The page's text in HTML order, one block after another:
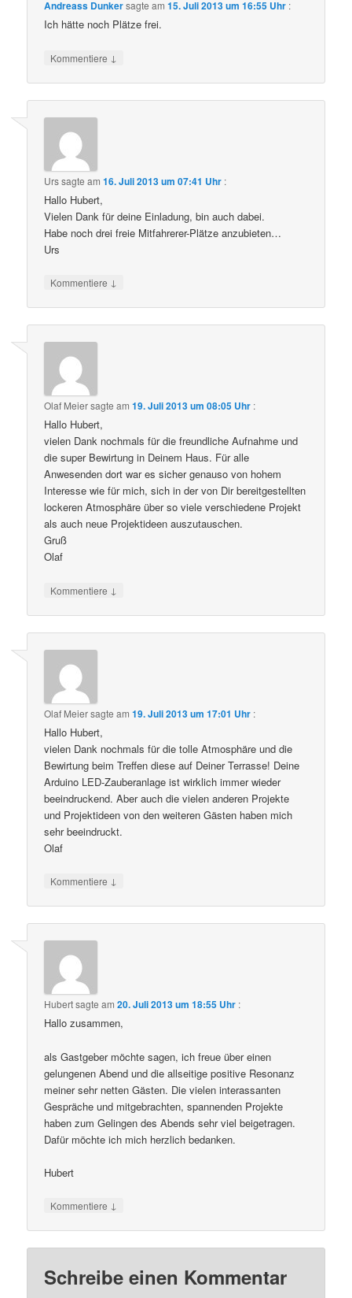
Andreass Dunkersagte am15. Juli 2013 um 16:55 Uhr :
Ich hätte noch Plätze frei.
Kommentiere ↓
Urssagte am16. Juli 2013 um 07:41 Uhr :
Hallo Hubert,
Vielen Dank für deine Einladung, bin auch dabei.
Habe noch drei freie Mitfahrerer-Plätze anzubieten…
Urs
Kommentiere ↓
Olaf Meiersagte am19. Juli 2013 um 08:05 Uhr :
Hallo Hubert,
vielen Dank nochmals für die freundliche Aufnahme und
die super Bewirtung in Deinem Haus. Für alle
Anwesenden dort war es sicher genauso von hohem
Interesse wie für mich, sich in der von Dir bereitgestellten
lockeren Atmosphäre über so viele verschiedene Projekt
als auch neue Projektideen auszutauschen.
Gruß
Olaf
Kommentiere ↓
Olaf Meiersagte am19. Juli 2013 um 17:01 Uhr :
Hallo Hubert,
vielen Dank nochmals für die tolle Atmosphäre und die
Bewirtung beim Treffen diese auf Deiner Terrasse! Deine
Arduino LED-Zauberanlage ist wirklich immer wieder
beeindruckend. Aber auch die vielen anderen Projekte
und Projektideen von den weiteren Gästen haben mich
sehr beeindruckt.
Olaf
Kommentiere ↓
Hubertsagte am20. Juli 2013 um 18:55 Uhr :
Hallo zusammen,
als Gastgeber möchte sagen, ich freue über einen
gelungenen Abend und die allseitige positive Resonanz
meiner sehr netten Gästen. Die vielen interassanten
Gespräche und mitgebrachten, spannenden Projekte
haben zum Gelingen des Abends sehr viel beigetragen.
Dafür möchte ich mich herzlich bedanken.
Hubert
Kommentiere ↓
Schreibe einen Kommentar